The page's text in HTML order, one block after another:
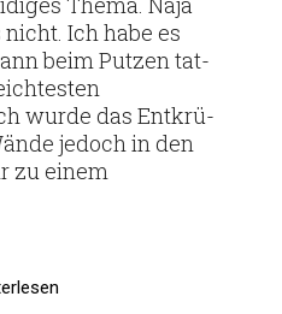
Ich habe es
beim Putzen tat­
wurde das Ent­krü­
jedoch in den
zu einem